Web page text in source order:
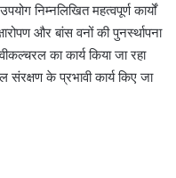
निम्नलिखित महत्वपूर्ण कार्यों
और बांस वनों की पुनर्स्थापना
का कार्य किया जा रहा
के प्रभावी कार्य किए जा